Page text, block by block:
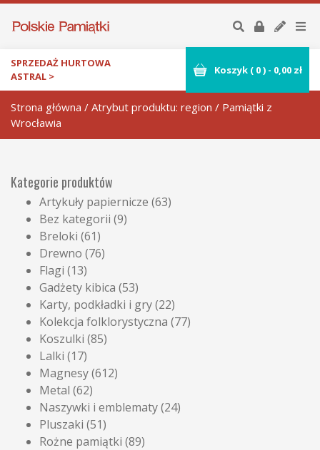
SPRZEDAŻ HURTOWA
ASTRAL >
Koszyk ( 0) - 0,00 zł
Strona główna / Atrybut produktu: region / Pamiątki z
Wrocławia
Kategorie produktów
Artykuły papiernicze (63)
Bez kategorii (9)
Breloki (61)
Drewno (76)
Flagi (13)
Gadżety kibica (53)
Karty, podkładki i gry(22)
Kolekcja folklorystyczna (77)
Koszulki (85)
Lalki (17)
Magnesy(612)
Metal (62)
Naszywki i emblematy(24)
Pluszaki (51)
Rożne pamiątki (89)